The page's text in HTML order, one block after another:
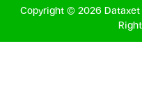
Copyright © 2026